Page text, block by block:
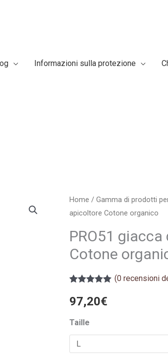
Informazioni sulla protezione
Home /Gamma di prodotti
apicoltore Cotone organico
PRO51
Cotone
su 5 su
base di
(0recensioni
97,20€
Taille
PRO51
giacca
da
apicoltore
Cotone